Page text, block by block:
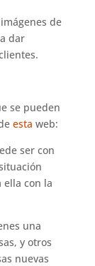
de
dar
se pueden
esta web:
ser con
ella con la
una
y otros
nuevas